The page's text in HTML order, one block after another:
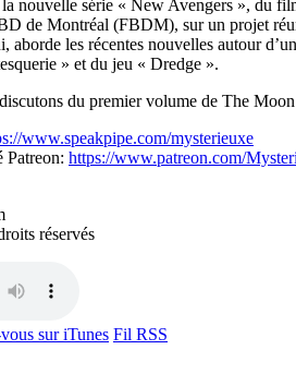
nouvelle série « New Avengers », du
de Montréal (FBDM), sur un projet
aborde les récentes nouvelles autour
» et du jeu « Dredge ».
du premier volume de The
www.speakpipe.com/mysterieuxe
Patreon: https://www.patreon.com/
réservés
sur iTunes Fil RSS